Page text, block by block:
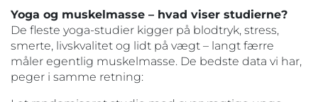
Yoga og muskelmasse – hvad viser studierne?
De fleste yoga-studier kigger på blodtryk, stress,
smerte, livskvalitet og lidt på vægt – langt færre
måler egentlig muskelmasse. De bedste data vi har,
peger i samme retning: